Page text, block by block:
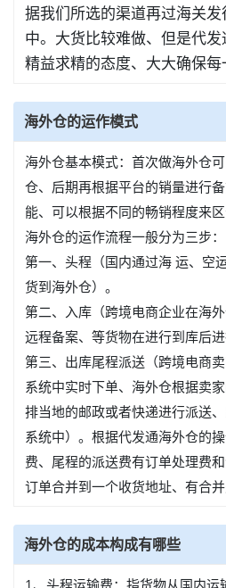
据我们所选的渠道再过海关
中。大货比较难做、但是代
精益求精的态度、大大确保每
海外仓的运作模式
海外仓基本模式：首次做海外仓
仓、后期再根据平台的销量进行
能、可以根据不同的畅销程度来区
海外仓的运作流程一般分为三步：
第一、头程（国内通过海 运、空
货到海外仓）。
第二、入库（跨境电商企业在海
远程备案、等货物在进行到库后进
第三、出库尾程派送（跨境电商
系统中实时下单、海外仓根据卖
排当地的邮政或者快递进行派送
系统中）。根据代发通海外仓的
费、尾程的派送费有订单处理费
订单合并到一个收货地址、有合并
海外仓的成本构成有哪些
1、头程运输费：指货物从国内运